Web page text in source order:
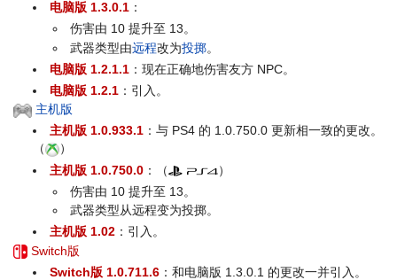
电脑版 1.3.0.1 ：
伤害由 10 提升至 13。
武器类型由远程改为投掷。
电脑版 1.2.1.1 ：现在正确地伤害友方 NPC。
电脑版 1.2.1 ：引入。
主机版
主机版 1.0.933.1 ：与 PS4 的 1.0.750.0 更新相一致的更改。
（
）
主机版 1.0.750.0 ：（
）
伤害由 10 提升至 13。
武器类型从远程变为投掷。
主机版 1.02 ：引入。
Switch版
Switch版 1.0.711.6 ：和电脑版 1.3.0.1 的更改一并引入。